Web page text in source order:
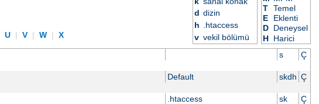
U | V | W | X
d dizin
h .htaccess
v vekil bölümü
T Temel
E
Eklenti
D Deneysel
H Harici
s Ç
Default skdh Ç
.htaccess sk Ç